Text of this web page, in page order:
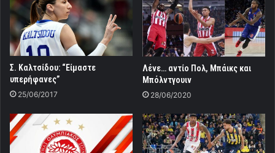
Σ. Καλτσίδου: “Είμαστε
υπερήφανες”
25/06/2017
Λένε… αντίο Πολ, Μπάικς και
Μπόλντγουιν
28/06/2020